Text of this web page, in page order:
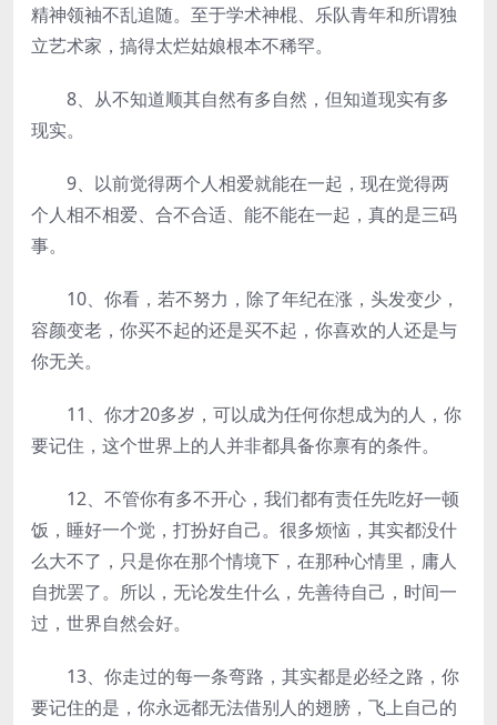
精神领袖不乱追随。至于学术神棍、乐队青年和所谓独
立艺术家，搞得太烂姑娘根本不稀罕。
8、从不知道顺其自然有多自然，但知道现实有多
现实。
9、以前觉得两个人相爱就能在一起，现在觉得两
个人相不相爱、合不合适、能不能在一起，真的是三码
事。
10、你看，若不努力，除了年纪在涨，头发变少，
容颜变老，你买不起的还是买不起，你喜欢的人还是与
你无关。
11、你才20多岁，可以成为任何你想成为的人，你
要记住，这个世界上的人并非都具备你禀有的条件。
12、不管你有多不开心，我们都有责任先吃好一顿
饭，睡好一个觉，打扮好自己。很多烦恼，其实都没什
么大不了，只是你在那个情境下，在那种心情里，庸人
自扰罢了。所以，无论发生什么，先善待自己，时间一
过，世界自然会好。
13、你走过的每一条弯路，其实都是必经之路，你
要记住的是，你永远都无法借别人的翅膀，飞上自己的